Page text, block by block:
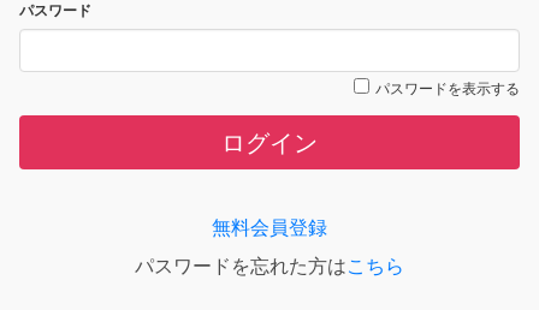
パスワード
パスワードを表示する
ログイン
無料会員登録
パスワードを忘れた方はこちら